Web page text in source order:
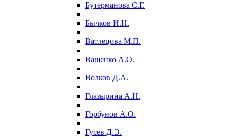
Бутерманова С.Г.
Бычков И.Н.
Ватлецова М.П.
Ващенко А.О.
Волков Д.А.
Глазырина А.Н.
Горбунов А.О.
Гусев Д.Э.